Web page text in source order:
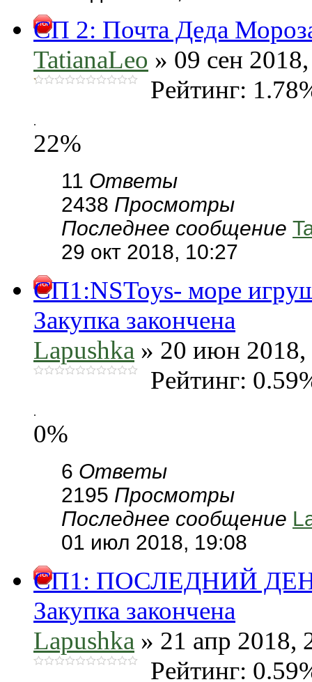
СП 2: Почта Деда
TatianaLeo » 09 сен
Рейтинг:
.
22%
11 Ответы
2438 Просмотры
Последнее сообщение
29 окт 2018, 10:27
СП1:NSToys- море
Закупка закончена
Lapushka » 20 июн 2018,
Рейтинг:
.
0%
6 Ответы
2195 Просмотры
Последнее сообщение
01 июл 2018, 19:08
СП1: ПОСЛЕДНИЙ
Закупка закончена
Lapushka » 21 апр 2018,
Рейтинг: